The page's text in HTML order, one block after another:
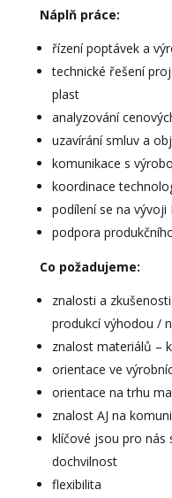
Náplň práce:
řízení poptávek a
technické řešení
plast
analyzování
uzavírání smluv a
komunikace s
koordinace
podílení se na vývoji
podpora
Co požadujeme:
znalosti a
produkcí výhodou /
znalost materiálů –
orientace ve
orientace na trhu
znalost AJ na
klíčové jsou pro nás
dochvilnost
flexibilita